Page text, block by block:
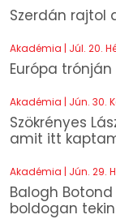
Szerdán rajtol
Akadémia | Júl. 20.
Európa
Akadémia | Jún. 30.
Szökrényes
amit itt
Akadémia | Jún. 29.
Balogh
boldogan